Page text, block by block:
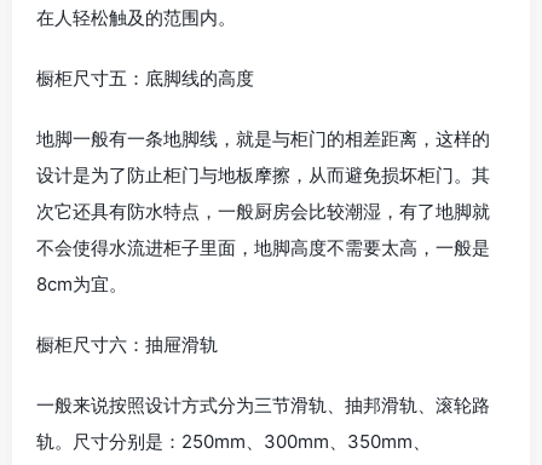
在人轻松触及的范围内。
橱柜尺寸五：底脚线的高度
地脚一般有一条地脚线，就是与柜门的相差距离，这样的
设计是为了防止柜门与地板摩擦，从而避免损坏柜门。其
次它还具有防水特点，一般厨房会比较潮湿，有了地脚就
不会使得水流进柜子里面，地脚高度不需要太高，一般是
8cm为宜。
橱柜尺寸六：抽屉滑轨
一般来说按照设计方式分为三节滑轨、抽邦滑轨、滚轮路
轨。尺寸分别是：250mm、300mm、350mm、